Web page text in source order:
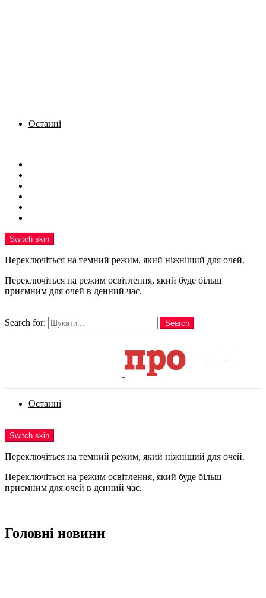
Останні
Switch skin
Переключіться на темний режим, який ніжніший для очей.
Переключіться на режим освітлення, який буде більш
приємним для очей в денний час.
Search for:
Search
Останні
Switch skin
Переключіться на темний режим, який ніжніший для очей.
Переключіться на режим освітлення, який буде більш
приємним для очей в денний час.
Головні новини